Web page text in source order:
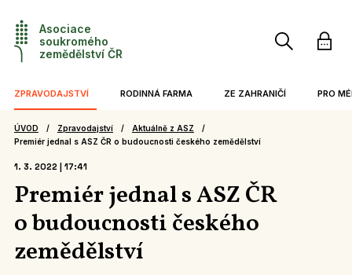
Asociace
soukromého
zemědělství ČR
ZPRAVODAJSTVÍ
AKTUÁLNĚ Z ASZ
SEDLÁCI V MÉDIÍCH
ZPRÁVY Z REGIONŮ
VIDEA A PODCASTY
RODINNÁ FARMA
KATALOG FAREM
ZE ZAHRANIČÍ
MEZINÁRODNÍ PROJEKTY
EVROPSKÉ STŘÍPKY
PRO
ÚVOD Zpravodajství
Aktuálně z ASZ
Premiér jednal s ASZ ČR o budoucnosti českého zemědělství
1. 3. 2022 | 17:41
Premiér jednal s ASZ ČR
o budoucnosti českého
zemědělství